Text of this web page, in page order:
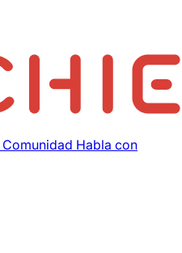
Comunidad Habla con